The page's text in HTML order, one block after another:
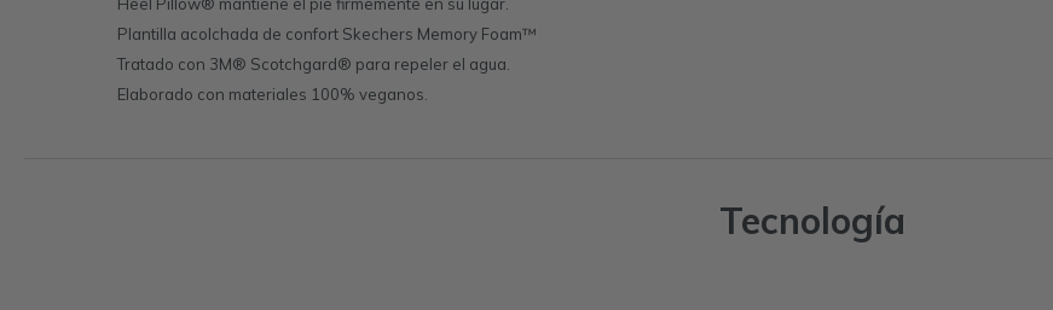
Plantilla acolchada de confort Skechers Memory Foam™
Tratado con 3M® Scotchgard® para repeler el agua.
Elaborado con materiales 100% veganos.
Tecnología